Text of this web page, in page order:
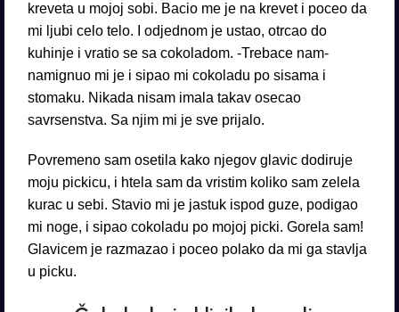
kreveta u mojoj sobi. Bacio me je na krevet i poceo da
mi ljubi celo telo. I odjednom je ustao, otrcao do
kuhinje i vratio se sa cokoladom. -Trebace nam-
namignuo mi je i sipao mi cokoladu po sisama i
stomaku. Nikada nisam imala takav osecao
savrsenstva. Sa njim mi je sve prijalo.
Povremeno sam osetila kako njegov glavic dodiruje
moju pickicu, i htela sam da vristim koliko sam zelela
kurac u sebi. Stavio mi je jastuk ispod guze, podigao
mi noge, i sipao cokoladu po mojoj picki. Gorela sam!
Glavicem je razmazao i poceo polako da mi ga stavlja
u picku.